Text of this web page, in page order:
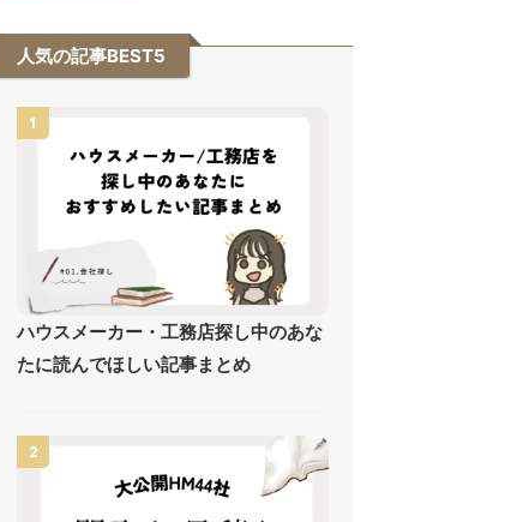
人気の記事BEST5
1
ハウスメーカー・工務店探し中のあな
たに読んでほしい記事まとめ
2